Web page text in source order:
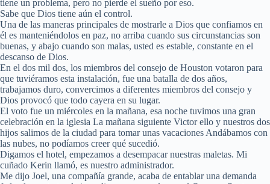
tiene un problema, pero no pierde el sueño por eso.
Sabe que Dios tiene aún el control.
Una de las maneras principales de mostrarle a Dios que confiamos en
él es manteniéndolos en paz, no arriba cuando sus circunstancias son
buenas, y abajo cuando son malas, usted es estable, constante en el
descanso de Dios.
En el dos mil dos, los miembros del consejo de Houston votaron para
que tuviéramos esta instalación, fue una batalla de dos años,
trabajamos duro, convercimos a diferentes miembros del consejo y
Dios provocó que todo cayera en su lugar.
El voto fue un miércoles en la mañana, esa noche tuvimos una gran
celebración en la iglesia La mañana siguiente Victor ello y nuestros dos
hijos salimos de la ciudad para tomar unas vacaciones Andábamos con
las nubes, no podíamos creer qué sucedió.
Digamos el hotel, empezamos a desempacar nuestras maletas. Mi
cuñado Kerin llamó, es nuestro administrador.
Me dijo Joel, una compañía grande, acaba de entablar una demanda